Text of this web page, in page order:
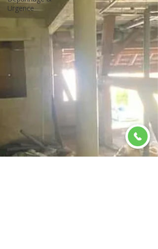
Urgence